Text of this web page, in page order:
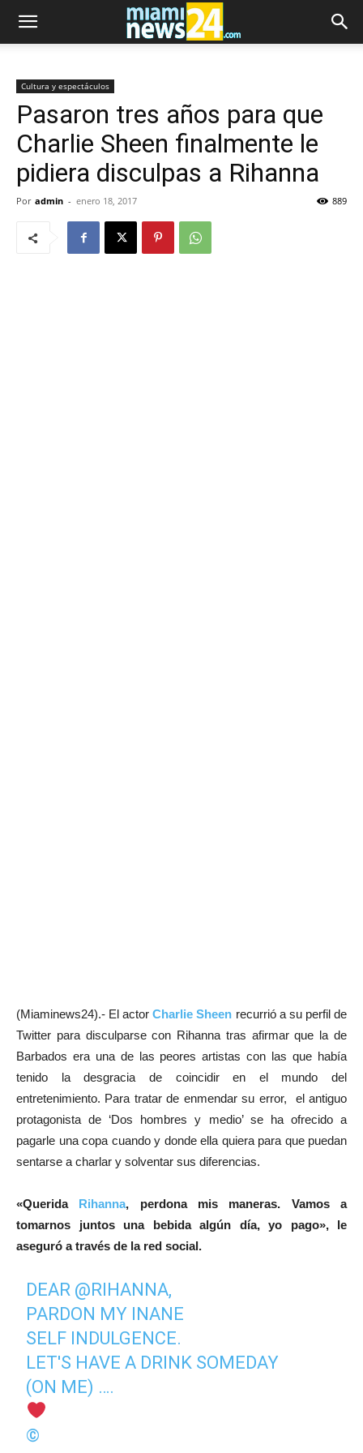
Cultura y espectáculos
Pasaron tres años para que
Charlie Sheen finalmente le
pidiera disculpas a Rihanna
Por admin - enero 18, 2017 889
(Miaminews24).- El actorCharlie Sheen recurrió a su perfil de
Twitter para disculparse con Rihanna tras afirmar que la de
Barbados era una de las peores artistas con las que había
tenido la desgracia de coincidir en el mundo del
entretenimiento. Para tratar de enmendar su error, el antiguo
protagonista de ‘Dos hombres y medio’ se ha ofrecido a
pagarle una copa cuando y donde ella quiera para que puedan
sentarse a charlar y solventar sus diferencias.
«Querida Rihanna, perdona mis maneras. Vamos a
tomarnos juntos una bebida algún día, yo pago», le
aseguró a través de la red social.
DEAR @RIHANNA,
PARDON MY INANE
SELF INDULGENCE.
LET'S HAVE A DRINK SOMEDAY
(ON ME) ….
©️